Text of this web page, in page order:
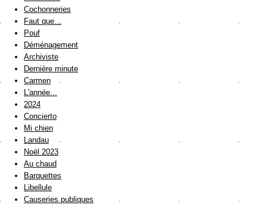
Cochonneries
Faut que...
Pouf
Déménagement
Archiviste
Dernière minute
Carmen
L'année...
2024
Concierto
Mi chien
Landau
Noël 2023
Au chaud
Barquettes
Libellule
Causeries publiques